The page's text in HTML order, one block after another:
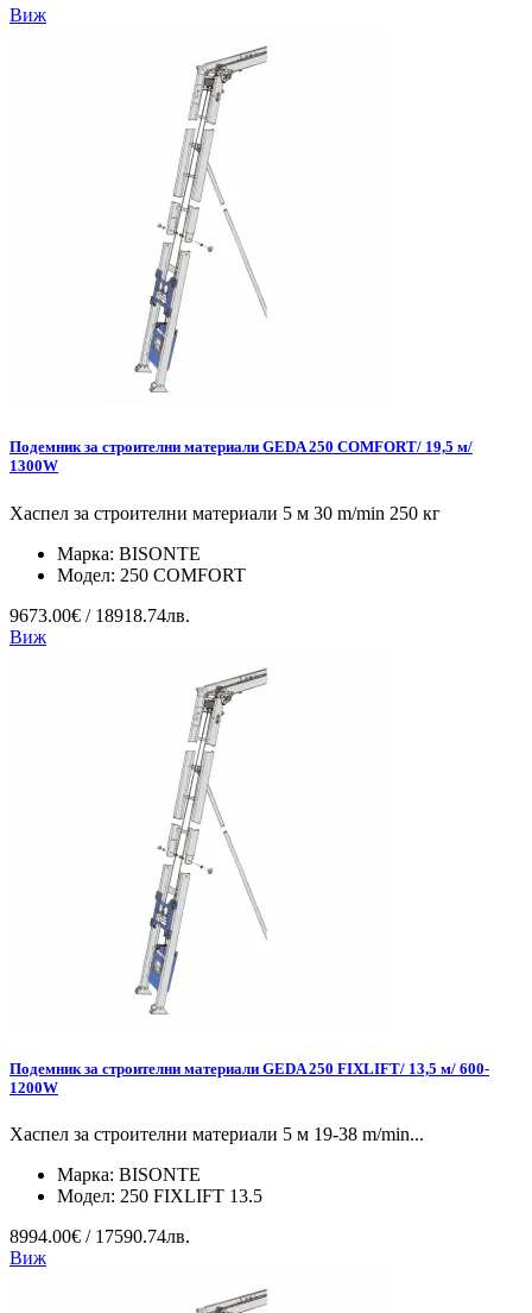
Виж
Подемник за строителни материали GEDA 250 COMFORT/ 19,5 м/
1300W
Хаспел за строителни материали 5 м 30 m/min 250 кг
Марка: BISONTE
Модел: 250 COMFORT
9673.00€ / 18918.74лв.
Виж
Подемник за строителни материали GEDA 250 FIXLIFT/ 13,5 м/ 600-
1200W
Хаспел за строителни материали 5 м 19-38 m/min...
Марка: BISONTE
Модел: 250 FIXLIFT 13.5
8994.00€ / 17590.74лв.
Виж